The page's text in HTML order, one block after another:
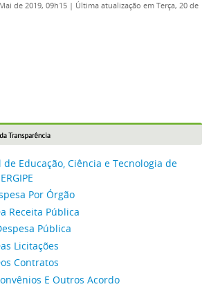
de 2019, 09h15 | Última atualização em Terça, 20 de
Educação, Ciência e Tecnologia de
Por Órgão
Receita Pública
Pública
Licitações
Contratos
E Outros Acordo